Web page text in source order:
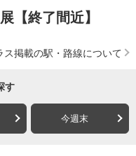
【終了間近】
ス掲載の駅・路線について
す
今週末